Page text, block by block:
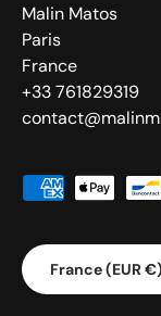
Malin Matos
Paris
France
+33 761829319
Moyens de
Pays
France (EUR €)